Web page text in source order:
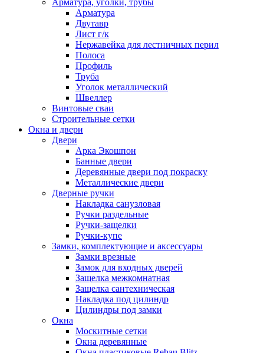
Арматура, уголки, трубы
Арматура
Двутавр
Лист г/к
Нержавейка для лестничных перил
Полоса
Профиль
Труба
Уголок металлический
Швеллер
Винтовые сваи
Строительные сетки
Окна и двери
Двери
Арка Экошпон
Банные двери
Деревянные двери под покраску
Металлические двери
Дверные ручки
Накладка санузловая
Ручки раздельные
Ручки-защелки
Ручки-купе
Замки, комплектующие и аксессуары
Замки врезные
Замок для входных дверей
Защелка межкомнатная
Защелка сантехническая
Накладка под цилиндр
Цилиндры под замки
Окна
Москитные сетки
Окна деревянные